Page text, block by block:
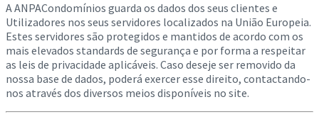
A ANPACondomínios guarda os dados dos seus clientes e
Utilizadores nos seus servidores localizados na União Europeia.
Estes servidores são protegidos e mantidos de acordo com os
mais elevados standards de segurança e por forma a respeitar
as leis de privacidade aplicáveis. Caso deseje ser removido da
nossa base de dados, poderá exercer esse direito, contactando-
nos através dos diversos meios disponíveis no site.